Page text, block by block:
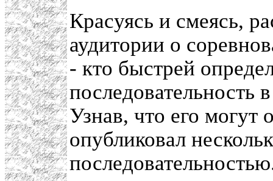
Красуясь и смеясь,
аудитории о
- кто быстрей
последовательность
Узнав, что его могут
опубликовал